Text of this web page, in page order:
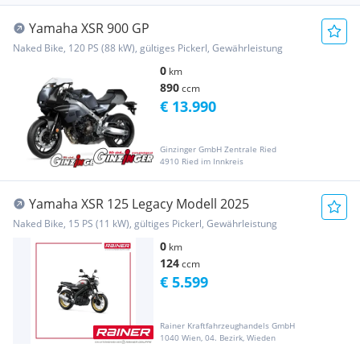
Yamaha XSR 900 GP
Naked Bike, 120 PS (88 kW), gültiges Pickerl, Gewährleistung
0 km
890ccm
Ginzinger GmbH Zentrale Ried
4910 Ried im Innkreis
€ 13.990
Yamaha XSR 125 Legacy Modell 2025
Naked Bike, 15 PS (11 kW), gültiges Pickerl, Gewährleistung
0 km
124ccm
Rainer Kraftfahrzeughandels GmbH
1040 Wien, 04. Bezirk, Wieden
€ 5.599